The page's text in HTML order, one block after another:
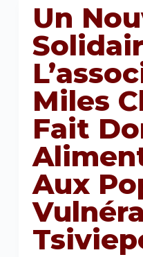
Un
Miles
Fait
Aux